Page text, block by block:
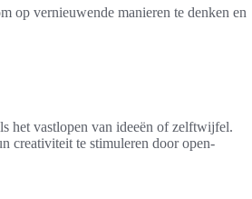
op vernieuwende manieren te denken en
het vastlopen van ideeën of zelftwijfel.
creativiteit te stimuleren door open-